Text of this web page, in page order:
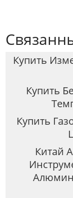
Купить
Купить
Купить
Китай